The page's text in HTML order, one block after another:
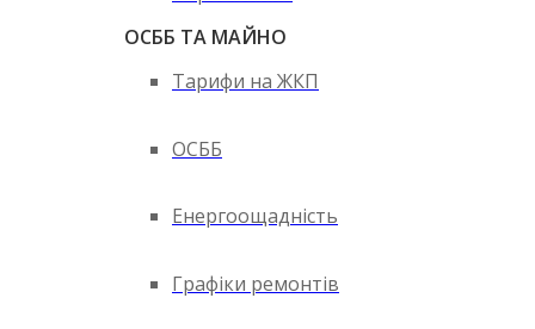
ОСББ ТА МАЙНО
Тарифи на ЖКП
ОСББ
Енергоощадність
Графіки ремонтів